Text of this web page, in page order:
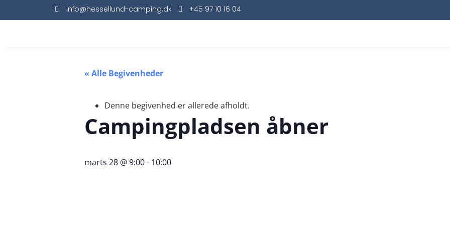
info@hessellund-camping.dk +45 97 10 16 04
« Alle Begivenheder
Denne begivenhed er allerede afholdt.
Campingpladsen åbner
marts 28 @ 9:00- 10:00